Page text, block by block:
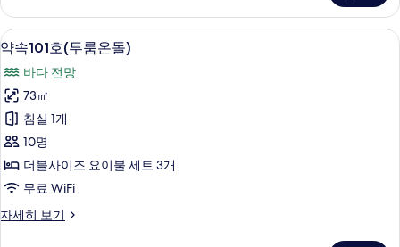
온
돌)
자
세
히
보
기
약
속
101
호
(투
룸
온
돌)
사
9
약속101호(투룸온돌)
바다 전망
73㎡
침실 1개
10명
더블사이즈 요이불 세트 3개
무료 WiFi
자세히 보기
약